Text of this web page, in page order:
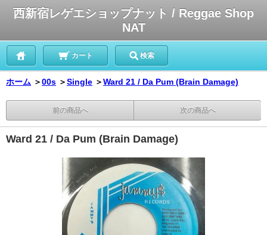
西新宿レゲエショップナット / Reggae Shop
NAT
カート 検索
ホーム ＞00s ＞Single ＞Ward 21 / Da Pum (Brain Damage)
前の商品へ 次の商品へ
Ward 21 / Da Pum (Brain Damage)